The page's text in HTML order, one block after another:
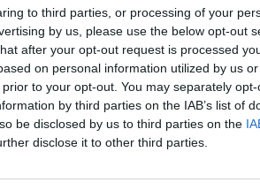
to third parties, or processing of your
by us, please use the below opt-out
after your opt-out request is processed
on personal information utilized by us
to your opt-out. You may separately
by third parties on the IAB’s list of
be disclosed by us to third parties on the
disclose it to other third parties.